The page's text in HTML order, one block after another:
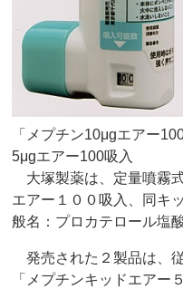
「メプチン10μgエアー
5μgエアー100吸入
大塚製薬は、定量噴霧
エアー１００吸入、同キ
般名：プロカテロール塩
発売された２製品は、
「メプチンキッドエアー